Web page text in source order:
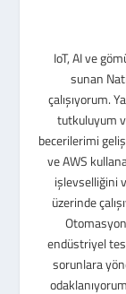
IoT, AI ve
sunan
çalışıyorum.
tutkuluyum
becerilerimi
ve AWS
işlevselliğini
üzerinde
endüstriyel
sorunlara